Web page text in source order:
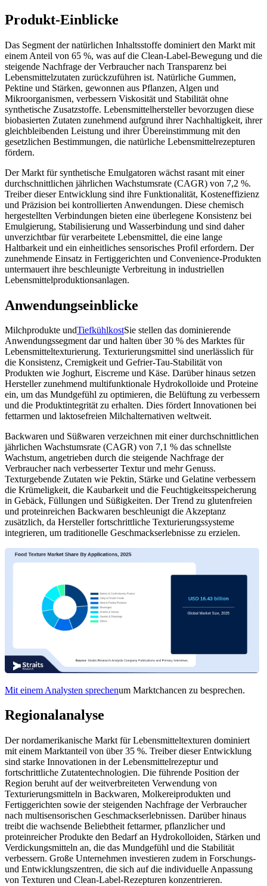
Produkt-Einblicke
Das Segment der natürlichen Inhaltsstoffe dominiert den Markt mit
einem Anteil von 65 %, was auf die Clean-Label-Bewegung und die
steigende Nachfrage der Verbraucher nach Transparenz bei
Lebensmittelzutaten zurückzuführen ist. Natürliche Gummen,
Pektine und Stärken, gewonnen aus Pflanzen, Algen und
Mikroorganismen, verbessern Viskosität und Stabilität ohne
synthetische Zusatzstoffe. Lebensmittelhersteller bevorzugen diese
biobasierten Zutaten zunehmend aufgrund ihrer Nachhaltigkeit, ihrer
gleichbleibenden Leistung und ihrer Übereinstimmung mit den
gesetzlichen Bestimmungen, die natürliche Lebensmittelrezepturen
fördern.
Der Markt für synthetische Emulgatoren wächst rasant mit einer
durchschnittlichen jährlichen Wachstumsrate (CAGR) von 7,2 %.
Treiber dieser Entwicklung sind ihre Funktionalität, Kosteneffizienz
und Präzision bei kontrollierten Anwendungen. Diese chemisch
hergestellten Verbindungen bieten eine überlegene Konsistenz bei
Emulgierung, Stabilisierung und Wasserbindung und sind daher
unverzichtbar für verarbeitete Lebensmittel, die eine lange
Haltbarkeit und ein einheitliches sensorisches Profil erfordern. Der
zunehmende Einsatz in Fertiggerichten und Convenience-Produkten
untermauert ihre beschleunigte Verbreitung in industriellen
Lebensmittelproduktionsanlagen.
Anwendungseinblicke
Milchprodukte undTiefkühlkostSie stellen das dominierende
Anwendungssegment dar und halten über 30 % des Marktes für
Lebensmitteltexturierung. Texturierungsmittel sind unerlässlich für
die Konsistenz, Cremigkeit und Gefrier-Tau-Stabilität von
Produkten wie Joghurt, Eiscreme und Käse. Darüber hinaus setzen
Hersteller zunehmend multifunktionale Hydrokolloide und Proteine ​​
ein, um das Mundgefühl zu optimieren, die Belüftung zu verbessern
und die Produktintegrität zu erhalten. Dies fördert Innovationen bei
fettarmen und laktosefreien Milchalternativen weltweit.
Backwaren und Süßwaren verzeichnen mit einer durchschnittlichen
jährlichen Wachstumsrate (CAGR) von 7,1 % das schnellste
Wachstum, angetrieben durch die steigende Nachfrage der
Verbraucher nach verbesserter Textur und mehr Genuss.
Texturgebende Zutaten wie Pektin, Stärke und Gelatine verbessern
die Krümeligkeit, die Kaubarkeit und die Feuchtigkeitsspeicherung
in Gebäck, Füllungen und Süßigkeiten. Der Trend zu glutenfreien
und proteinreichen Backwaren beschleunigt die Akzeptanz
zusätzlich, da Hersteller fortschrittliche Texturierungssysteme
integrieren, um traditionelle Geschmackserlebnisse zu erzielen.
Mit einem Analysten sprechenum Marktchancen zu besprechen.
Regionalanalyse
Der nordamerikanische Markt für Lebensmitteltexturen dominiert
mit einem Marktanteil von über 35 %. Treiber dieser Entwicklung
sind starke Innovationen in der Lebensmittelrezeptur und
fortschrittliche Zutatentechnologien. Die führende Position der
Region beruht auf der weitverbreiteten Verwendung von
Texturierungsmitteln in Backwaren, Molkereiprodukten und
Fertiggerichten sowie der steigenden Nachfrage der Verbraucher
nach multisensorischen Geschmackserlebnissen. Darüber hinaus
treibt die wachsende Beliebtheit fettarmer, pflanzlicher und
proteinreicher Produkte den Bedarf an Hydrokolloiden, Stärken und
Verdickungsmitteln an, die das Mundgefühl und die Stabilität
verbessern. Große Unternehmen investieren zudem in Forschungs-
und Entwicklungszentren, die sich auf die individuelle Anpassung
von Texturen und Clean-Label-Rezepturen konzentrieren.